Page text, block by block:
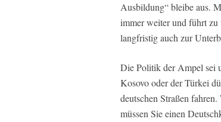
Ausbildung“ bleibe aus.
immer weiter und führt
langfristig auch zur
Die Politik der Ampel sei
Kosovo oder der Türkei
deutschen Straßen
müssen Sie einen